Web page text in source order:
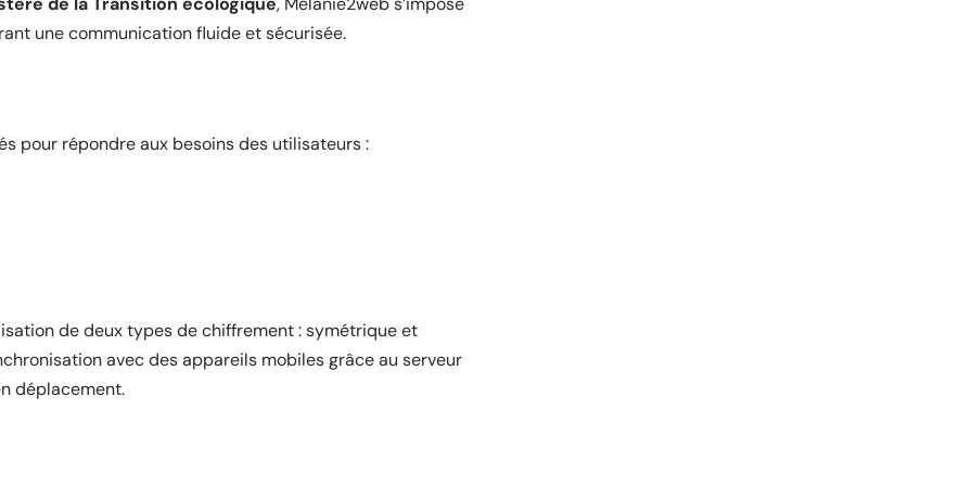
une communication fluide et sécurisée.
pour répondre aux besoins des utilisateurs :
de deux types de chiffrement : symétrique et
avec des appareils mobiles grâce au serveur
déplacement.